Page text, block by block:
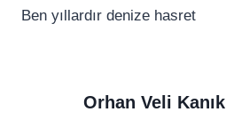
Ben yıllardır denize hasret
Orhan Veli Kanık